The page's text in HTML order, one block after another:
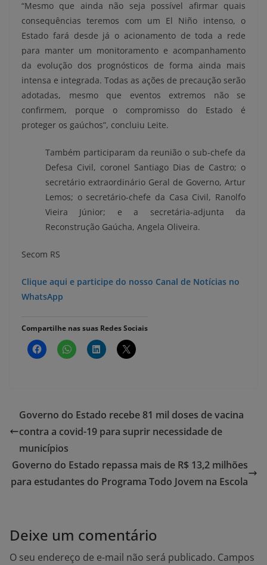
“Mesmo que ainda não seja possível afirmar quais
consequências teremos com um El Niño intenso, o
Estado fará desde já o acionamento de toda a rede
para manter um monitoramento e acompanhamento
da evolução dos prognósticos de forma ainda mais
intensa e integrada. Todas as ações de precaução serão
adotadas, mesmo que eventos extremos não se
confirmem, porque o compromisso do Estado é
proteger os gaúchos”, concluiu Leite.
Também participaram da reunião o sub-chefe da
Defesa Civil, coronel Santiago Dias de Castro; o
secretário extraordinário Geral de Governo, Artur
Lemos; o secretário-chefe da Casa Civil, Ranolfo
Vieira Júnior; e a secretária-adjunta da
Reconstrução Gaúcha, Angela Oliveira.
Secom RS
Clique aqui e participe do nosso Canal de Notícias no
WhatsApp
Compartilhe nas suas Redes Sociais
Governo do Estado recebe 81 mil doses de vacina
contra a covid-19 para suprir necessidade de
municípios
Governo do Estado repassa mais de R$ 13,2 milhões
para estudantes do Programa Todo Jovem na Escola
Deixe um comentário
O seu endereço de e-mail não será publicado. Campos